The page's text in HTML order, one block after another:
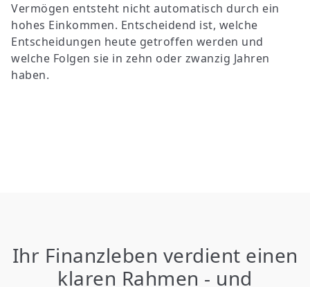
Vermögen entsteht nicht automatisch durch ein
hohes Einkommen. Entscheidend ist, welche
Entscheidungen heute getroffen werden und
welche Folgen sie in zehn oder zwanzig Jahren
haben.
Ihr Finanzleben verdient einen
klaren Rahmen - und